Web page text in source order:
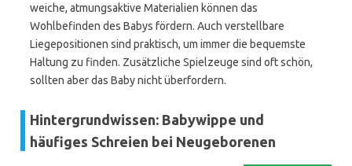
weiche, atmungsaktive Materialien können das
Wohlbefinden des Babys fördern. Auch verstellbare
Liegepositionen sind praktisch, um immer die bequemste
Haltung zu finden. Zusätzliche Spielzeuge sind oft schön,
sollten aber das Baby nicht überfordern.
Hintergrundwissen: Babywippe und
häufiges Schreien bei Neugeborenen